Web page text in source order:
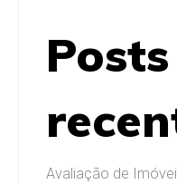
Posts
Avaliação de